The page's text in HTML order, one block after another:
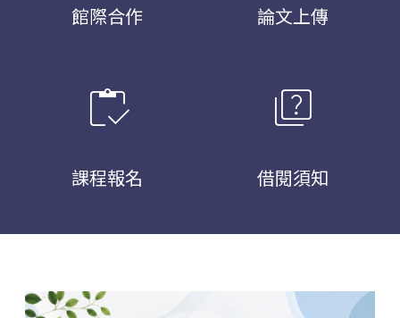
館際合作 論文上傳
inventory
課程報名
quiz
借閱須知